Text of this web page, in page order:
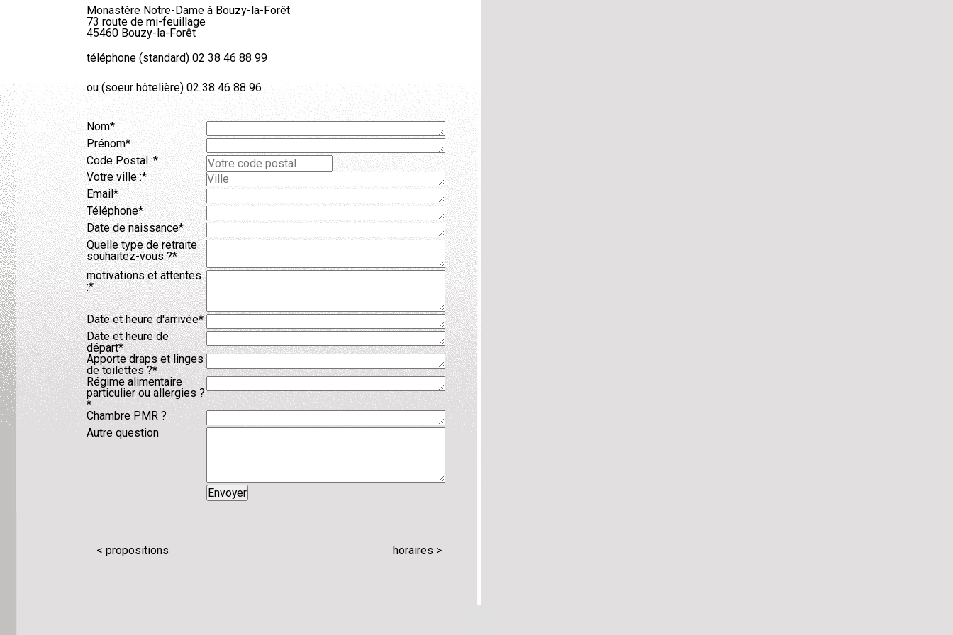
Monastère Notre-Dame à Bouzy-la-Forêt
73 route de mi-feuillage
45460 Bouzy-la-Forêt
téléphone (standard) 02 38 46 88 99
ou (soeur hôtelière) 02 38 46 88 96
Champ
obligatoire
Nom*
Champ
obligatoire
Prénom*
Champ
obligatoire
Code Postal :*
Champ
obligatoire
Votre ville :*
Champ
obligatoire
Email*
Champ
obligatoire
Téléphone*
Champ
obligatoire
Date de naissance*
Champ
obligatoire
Quelle type de retraite
souhaitez-vous ?*
Champ
obligatoire
motivations et attentes
:*
Champ
obligatoire
Date et heure d'arrivée*
Champ
obligatoire
Date et heure de
départ*
Champ
obligatoire
Apporte draps et linges
de toilettes ?*
Champ
obligatoire
Régime alimentaire
particulier ou allergies ?
*
Chambre PMR ?
Autre question
< propositions horaires >